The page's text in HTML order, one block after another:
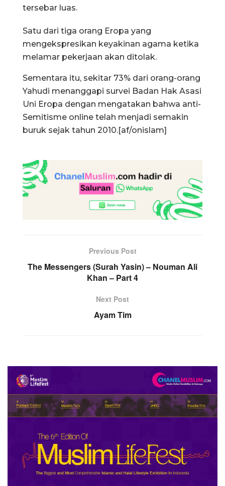
tersebar luas.
Satu dari tiga orang Eropa yang
mengekspresikan keyakinan agama ketika
melamar pekerjaan akan ditolak.
Sementara itu, sekitar 73% dari orang-orang
Yahudi menanggapi survei Badan Hak Asasi
Uni Eropa dengan mengatakan bahwa anti-
Semitisme online telah menjadi semakin
buruk sejak tahun 2010.[af/onislam]
Previous Post
The Messengers (Surah Yasin) – Nouman Ali
Khan – Part 4
Next Post
Ayam Tim